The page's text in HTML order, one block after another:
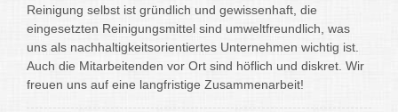
Reinigung selbst ist gründlich und gewissenhaft, die
eingesetzten Reinigungsmittel sind umweltfreundlich, was
uns als nachhaltigkeitsorientiertes Unternehmen wichtig ist.
Auch die Mitarbeitenden vor Ort sind höflich und diskret. Wir
freuen uns auf eine langfristige Zusammenarbeit!